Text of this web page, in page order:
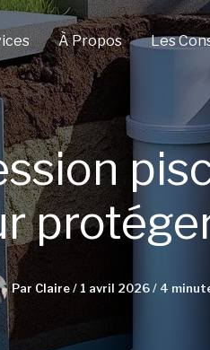
À Propos Les
Par Claire/ 1 avril 2026/ 4